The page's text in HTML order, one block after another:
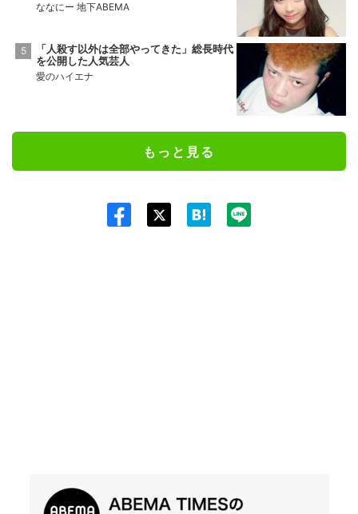
ななにー 地下ABEMA
「人殺す以外は全部やってきた」総長時代
を公開した人気芸人
愛のハイエナ
もっと見る